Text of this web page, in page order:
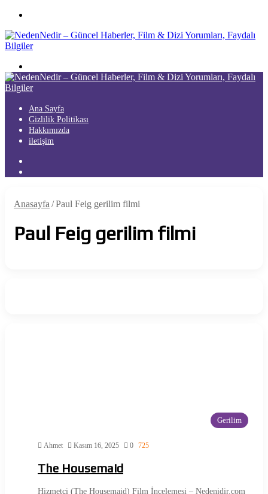
yap
...
Ana Sayfa
Gizlilik Politikası
Hakkımızda
iletişim
Anasayfa /Paul Feig gerilim filmi
Paul Feig gerilim filmi
Gerilim
Ahmet Kasım 16, 2025 0 725
The Housemaid
Hizmetçi (The Housemaid) Film İncelemesi – Nedenidir.com